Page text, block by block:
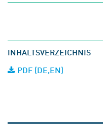
INHALTSVERZEICHNIS
PDF (DE,EN)